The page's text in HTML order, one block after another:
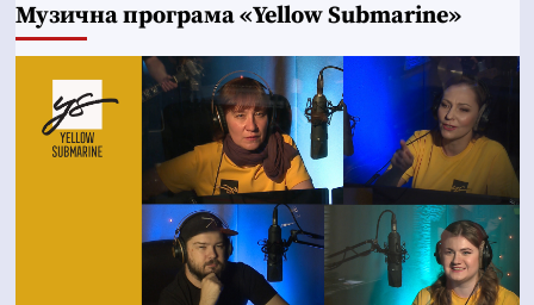
Музична програма «Yellow Submarine»